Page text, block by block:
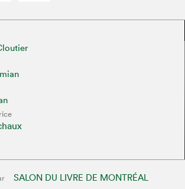
SALON DU LIVRE DE MONTRÉAL